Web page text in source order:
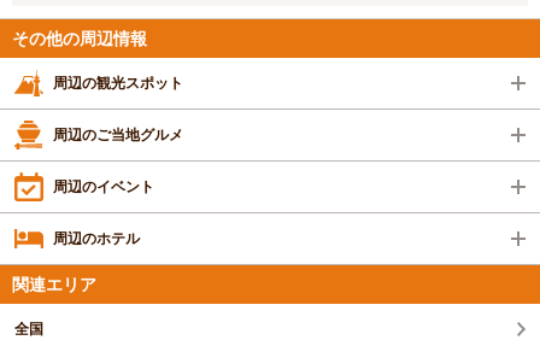
その他の周辺情報
周辺の観光スポット
周辺のご当地グルメ
周辺のイベント
周辺のホテル
関連エリア
全国